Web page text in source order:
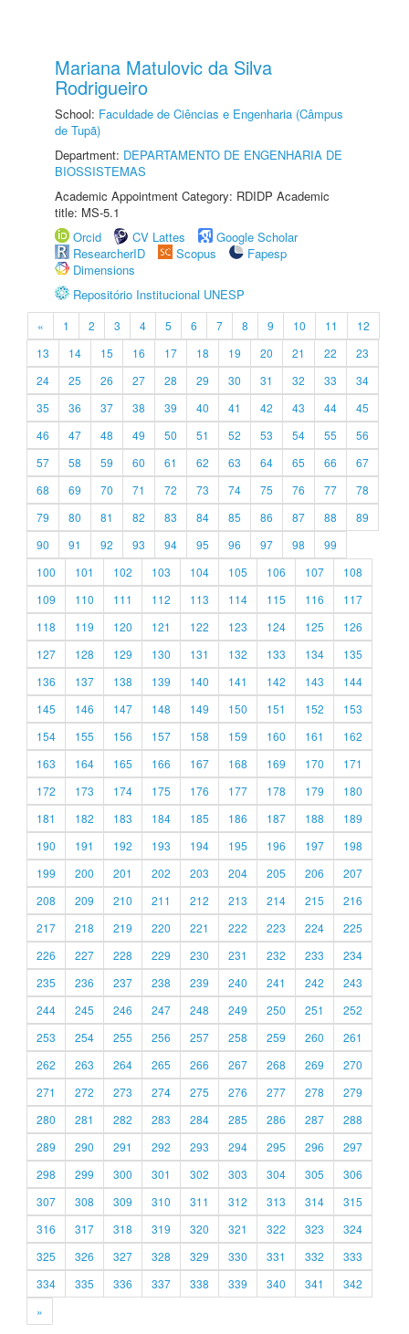
Mariana Matulovic da Silva
Rodrigueiro
School: Faculdade de Ciências e Engenharia (Câmpus
de Tupã)
Department: DEPARTAMENTO DE ENGENHARIA DE
BIOSSISTEMAS
Academic Appointment Category: RDIDP Academic
title: MS-5.1
Orcid
CV Lattes
Google Scholar
ResearcherID
Scopus
Fapesp
Dimensions
Repositório Institucional UNESP
« 1 2 3 4 5 6 7 8 9 10 11
12
13
14 15 16 17 18 19 20 21 22
23
24
25 26 27 28 29 30 31 32 33
34
35
36 37 38 39 40 41 42 43 44
45
46
47 48 49 50 51 52 53 54 55
56
57
58 59 60 61 62 63 64 65 66
67
68
69 70 71 72 73 74 75 76 77
78
79
80 81 82 83 84 85 86 87 88
89
90
91 92 93 94 95 96 97 98
99
100
101 102 103 104 105 106 107
108
109
110 111 112 113 114 115 116
117
118
119 120 121 122 123 124 125
126
127
128 129 130 131 132 133 134
135
136
137 138 139 140 141 142 143
144
145
146 147 148 149 150 151 152
153
154
155 156 157 158 159 160 161
162
163
164 165 166 167 168 169 170
171
172
173 174 175 176 177 178 179
180
181
182 183 184 185 186 187 188
189
190
191 192 193 194 195 196 197
198
199
200 201 202 203 204 205 206
207
208
209 210 211 212 213 214 215
216
217
218 219 220 221 222 223 224
225
226
227 228 229 230 231 232 233
234
235
236 237 238 239 240 241 242
243
244
245 246 247 248 249 250 251
252
253
254 255 256 257 258 259 260
261
262
263 264 265 266 267 268 269
270
271
272 273 274 275 276 277 278
279
280
281 282 283 284 285 286 287
288
289
290 291 292 293 294 295 296
297
298
299 300 301 302 303 304 305
306
307
308 309 310 311 312 313 314
315
316
317 318 319 320 321 322 323
324
325
326 327 328 329 330 331 332
333
334
335 336 337 338 339 340 341
342
»